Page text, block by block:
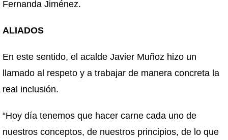
Fernanda Jiménez.
ALIADOS
En este sentido, el acalde Javier Muñoz hizo un
llamado al respeto y a trabajar de manera concreta la
real inclusión.
“Hoy día tenemos que hacer carne cada uno de
nuestros conceptos, de nuestros principios, de lo que